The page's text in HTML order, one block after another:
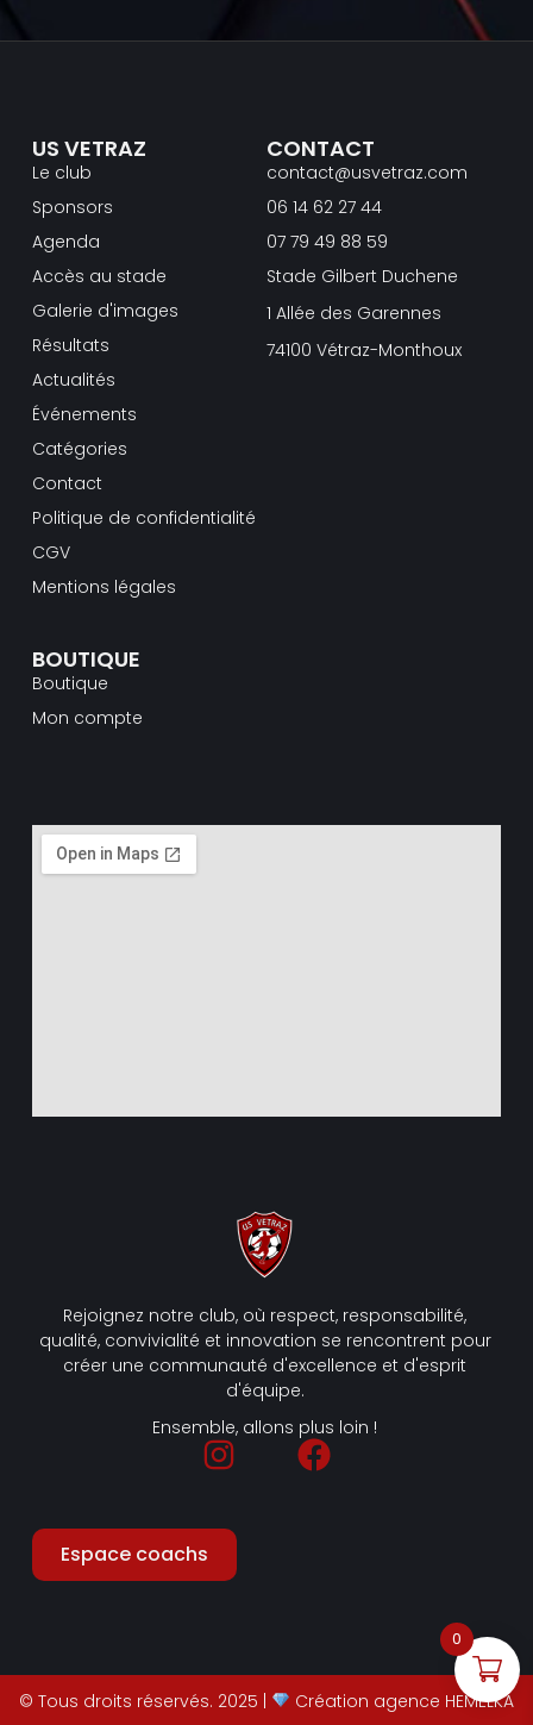
Rejoignez notre club, où respect, responsabilité,
qualité, convivialité et innovation se rencontrent pour
créer une communauté d'excellence et d'esprit
d'équipe.
Ensemble, allons plus loin !
Espace coachs
US VETRAZ
Le club
Sponsors
Agenda
Accès au stade
Galerie d'images
Résultats
Actualités
Événements
Catégories
Contact
Politique de confidentialité
CGV
Mentions légales
CONTACT
contact@usvetraz.com
06 14 62 27 44
07 79 49 88 59
Stade Gilbert Duchene
1 Allée des Garennes
74100 Vétraz-Monthoux
BOUTIQUE
Boutique
Mon compte
© Tous droits réservés. 2025 | Création agence HEMELKA
0